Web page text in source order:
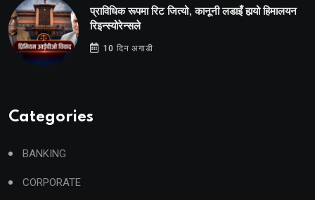
प्राविधिक रूपमा रिट जित्यो, कानूनी लडाइँ हार्‍यो हिमालयन
रिइन्स्योरेन्सले
10 दिन अगाडी
Categories
BANKING
CORPORATE